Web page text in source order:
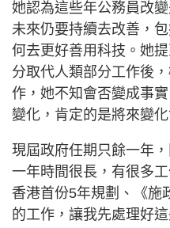
她認為這些年公務員改
未來仍要持續去改善，
何去更好善用科技。她
分取代人類部分工作後
作，她不知會否變成事
變化，肯定的是將來變化
現屆政府任期只餘一年
一年時間很長，有很多
香港首份5年規劃、《施
的工作，讓我先處理好這